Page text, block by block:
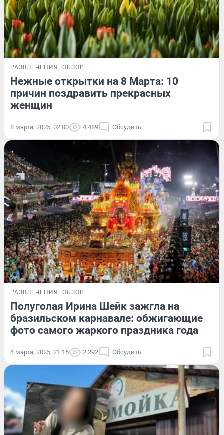
РАЗВЛЕЧЕНИЯ ОБЗОР
Нежные открытки на 8 Марта: 10
причин поздравить прекрасных
женщин
8 марта, 2025, 02:00 4 489 Обсудить
РАЗВЛЕЧЕНИЯ ОБЗОР
Полуголая Ирина Шейк зажгла на
бразильском карнавале: обжигающие
фото самого жаркого праздника года
4 марта, 2025, 21:15 2 292 Обсудить